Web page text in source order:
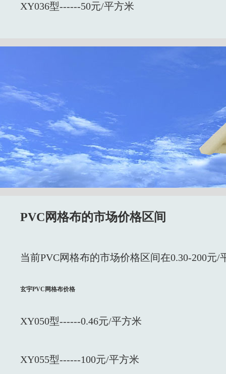
XY036型------50元/平方米
PVC网格布的市场价格区间
当前PVC网格布的市场价格区间在0.30-200元/
玄宇PVC网格布价格
XY050型------0.46元/平方米
XY055型------100元/平方米